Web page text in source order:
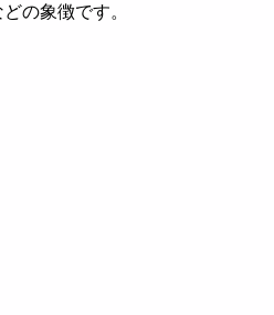
の象徴です。